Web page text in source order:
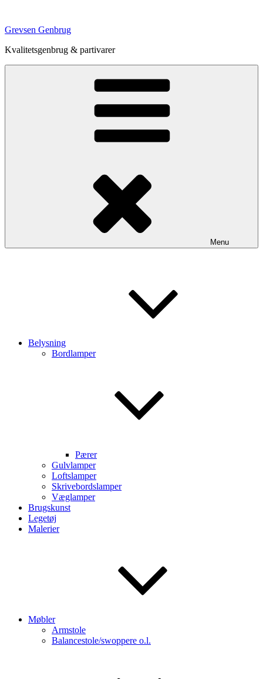
indhold
Grevsen Genbrug
Kvalitetsgenbrug & partivarer
Menu
Belysning
Bordlamper
Pærer
Gulvlamper
Loftslamper
Skrivebordslamper
Væglamper
Brugskunst
Legetøj
Malerier
Møbler
Armstole
Balancestole/swoppere o.l.